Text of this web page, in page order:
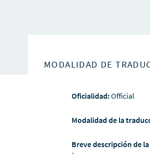
MODALIDAD DE
Oficialidad:Official
Modalidad de la
Breve descripción de